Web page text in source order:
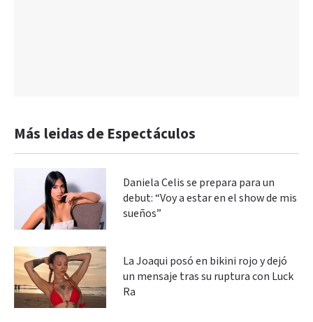
Más leidas de Espectáculos
Daniela Celis se prepara para un
debut: “Voy a estar en el show de mis
sueños”
La Joaqui posó en bikini rojo y dejó
un mensaje tras su ruptura con Luck
Ra